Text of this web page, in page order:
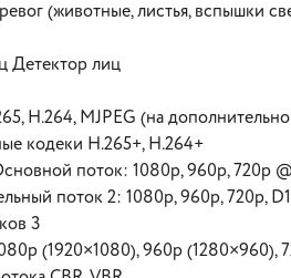
(животные, листья, вспышки
Детектор лиц
H.264, MJPEG (на
кодеки H.265+, H.264+
поток: 1080p, 960p, 720p
поток 2: 1080p, 960p, 720p,
3
(1920×1080), 960p (1280×960),